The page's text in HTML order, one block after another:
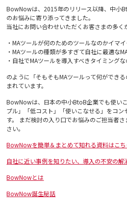
BowNowは、2015年のリリース以降、中小
のお悩みに寄り添ってきました。
当社にお問い合わせいただくお客さまの多く
・MAツールが何のためのツールなのかイマ
・MAツールの種類が多すぎて自社に最適な
・自社でMAツールを導入すべきタイミング
のように「そもそもMAツールって何ができ
まれています。
BowNowは、日本の中小BtoB企業でも使い
プル」「低コスト」「使いこなせる」をコン
す。 まだ検討の入り口でお悩みのご担当者
さい。
BowNowを簡単＆まとめて知れる資料はこち
自社に近い事例を知りたい、導入の不安の解
BowNowとは
BowNow誕生秘話